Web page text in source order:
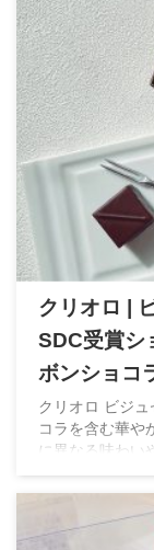
クリオロ |
SDC受賞シ
ボンショコ
クリオロ ビジ
コラを含む華や
に異なる味わい